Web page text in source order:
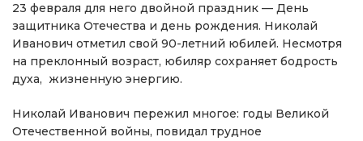
23 февраля для него двойной праздник — День
защитника Отечества и день рождения. Николай
Иванович отметил свой 90-летний юбилей. Несмотря
на преклонный возраст, юбиляр сохраняет бодрость
духа, жизненную энергию.
Николай Иванович пережил многое: годы Великой
Отечественной войны, повидал трудное